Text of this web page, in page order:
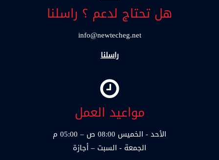
هل تحتاج لدعم ؟ راسلنا
info@newtecheg.net
راسلنا
مواعيد العمل
الأحد - الخميس 08:00 ص – 05:00 م
الجمعة - السبت – أجازة